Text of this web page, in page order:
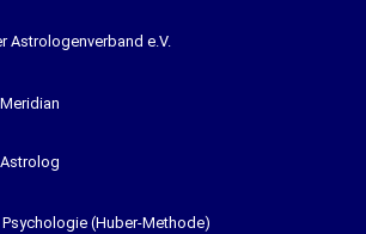
Astrologenverband e.V.
(Huber-Methode)